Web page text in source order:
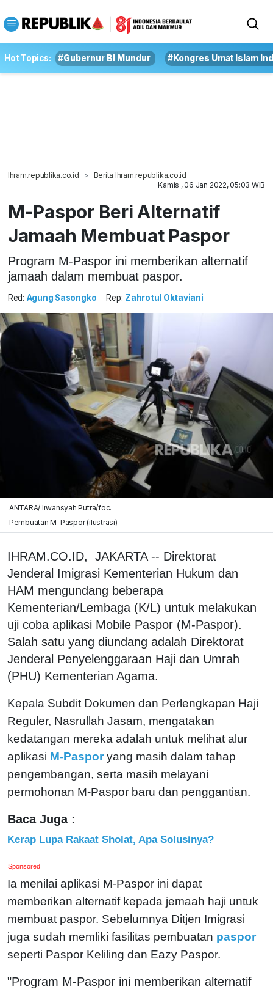
Hot Topics: #Gubernur BI Mundur #Kongres Umat Islam
Ihram.republika.co.id
Berita Ihram.republika.co.id
Kamis , 06 Jan 2022, 05:03 WIB
M-Paspor Beri Alternatif
Jamaah Membuat Paspor
Program M-Paspor ini memberikan alternatif
jamaah dalam membuat paspor.
Red: Agung Sasongko Rep: Zahrotul Oktaviani
ANTARA/ Irwansyah Putra/foc.
Pembuatan M-Paspor (ilustrasi)
IHRAM.CO.ID, JAKARTA -- Direktorat
Jenderal Imigrasi Kementerian Hukum dan
HAM mengundang beberapa
Kementerian/Lembaga (K/L) untuk melakukan
uji coba aplikasi Mobile Paspor (M-Paspor).
Salah satu yang diundang adalah Direktorat
Jenderal Penyelenggaraan Haji dan Umrah
(PHU) Kementerian Agama.
Kepala Subdit Dokumen dan Perlengkapan Haji
Reguler, Nasrullah Jasam, mengatakan
kedatangan mereka adalah untuk melihat alur
aplikasi M-Pasporyang masih dalam tahap
pengembangan, serta masih melayani
permohonan M-Paspor baru dan penggantian.
Baca Juga :
Kerap Lupa Rakaat Sholat, Apa Solusinya?
Sponsored
Ia menilai aplikasi M-Paspor ini dapat
memberikan alternatif kepada jemaah haji untuk
membuat paspor. Sebelumnya Ditjen Imigrasi
juga sudah memliki fasilitas pembuatan paspor
seperti Paspor Keliling dan Eazy Paspor.
"Program M-Paspor ini memberikan alternatif